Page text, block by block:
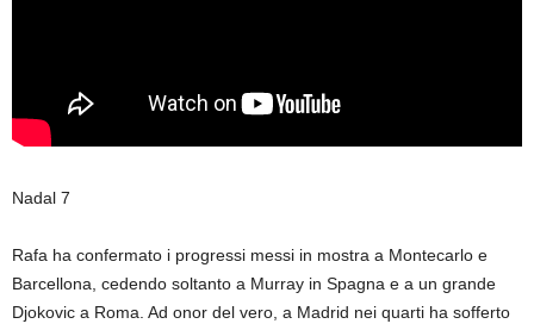
Nadal 7
Rafa ha confermato i progressi messi in mostra a Montecarlo e
Barcellona, cedendo soltanto a Murray in Spagna e a un grande
Djokovic a Roma. Ad onor del vero, a Madrid nei quarti ha sofferto